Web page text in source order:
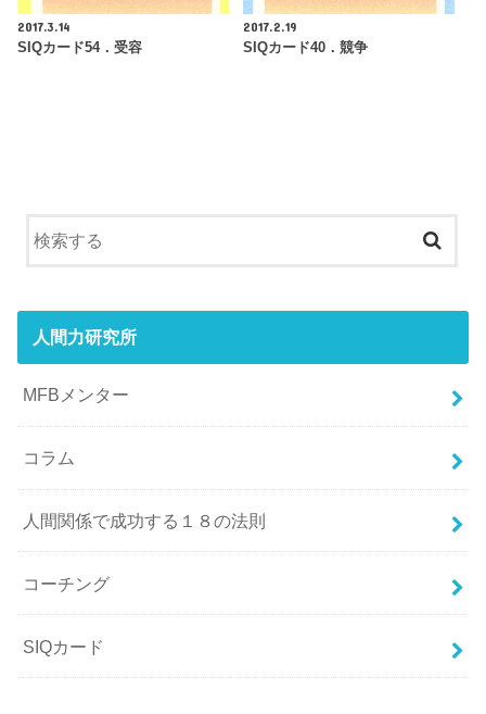
2017.3.14
SIQカード54．受容
2017.2.19
SIQカード40．競争
人間力研究所
MFBメンター
コラム
人間関係で成功する１８の法則
コーチング
SIQカード